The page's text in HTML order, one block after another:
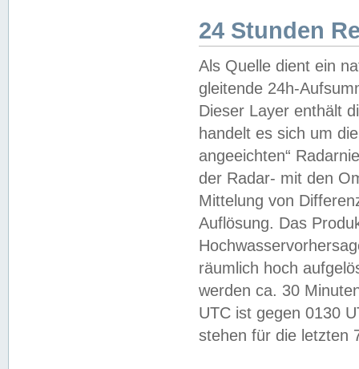
24 Stunden
Als Quelle dient ein
gleitende 24h-
Dieser Layer enthält
handelt es sich um
angeeichten“
der Radar- mit den
Mittelung von
Auflösung. Das
räumlich hoch
werden ca. 30
UTC ist gegen 0130
stehen für die letzten